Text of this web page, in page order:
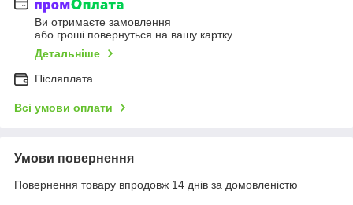
Ви отримаєте замовлення
або гроші повернуться на вашу картку
Детальніше
Післяплата
Всі умови оплати
Умови повернення
Повернення товару впродовж 14 днів за домовленістю